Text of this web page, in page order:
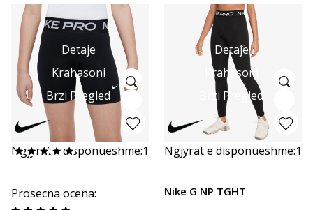
Detaje
Krahasoni
Brzi Pregled
Ngjyrat e disponueshme:1
Prosecna ocena:
Detaje
Krahasoni
Brzi Pregled
Ngjyrat e disponueshme:1
Nike G NP TGHT